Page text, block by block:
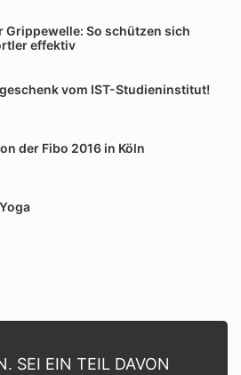
Grippewelle: So schützen sich
effektiv
vom IST-Studieninstitut!
der Fibo 2016 in Köln
SEI EIN TEIL DAVON